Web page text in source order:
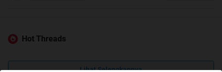
Hot Threads
Lihat Selengkapnya